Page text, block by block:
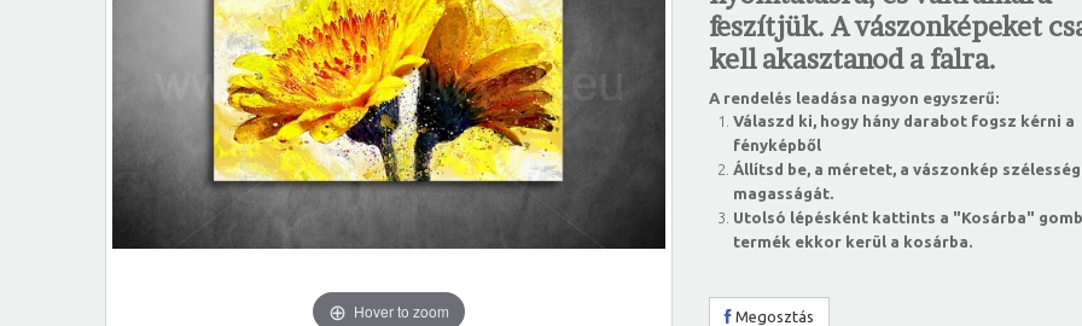
Hover to zoom
feszítjük. A vászonképeket
kell akasztanod a falra.
A rendelés leadása nagyon egyszerű:
Válaszd ki, hogy hány darabot fogsz kérni a
fényképből
Állítsd be, a méretet, a vászonkép
magasságát.
Utolsó lépésként kattints a "Kosárba"
termék ekkor kerül a kosárba.
Megosztás